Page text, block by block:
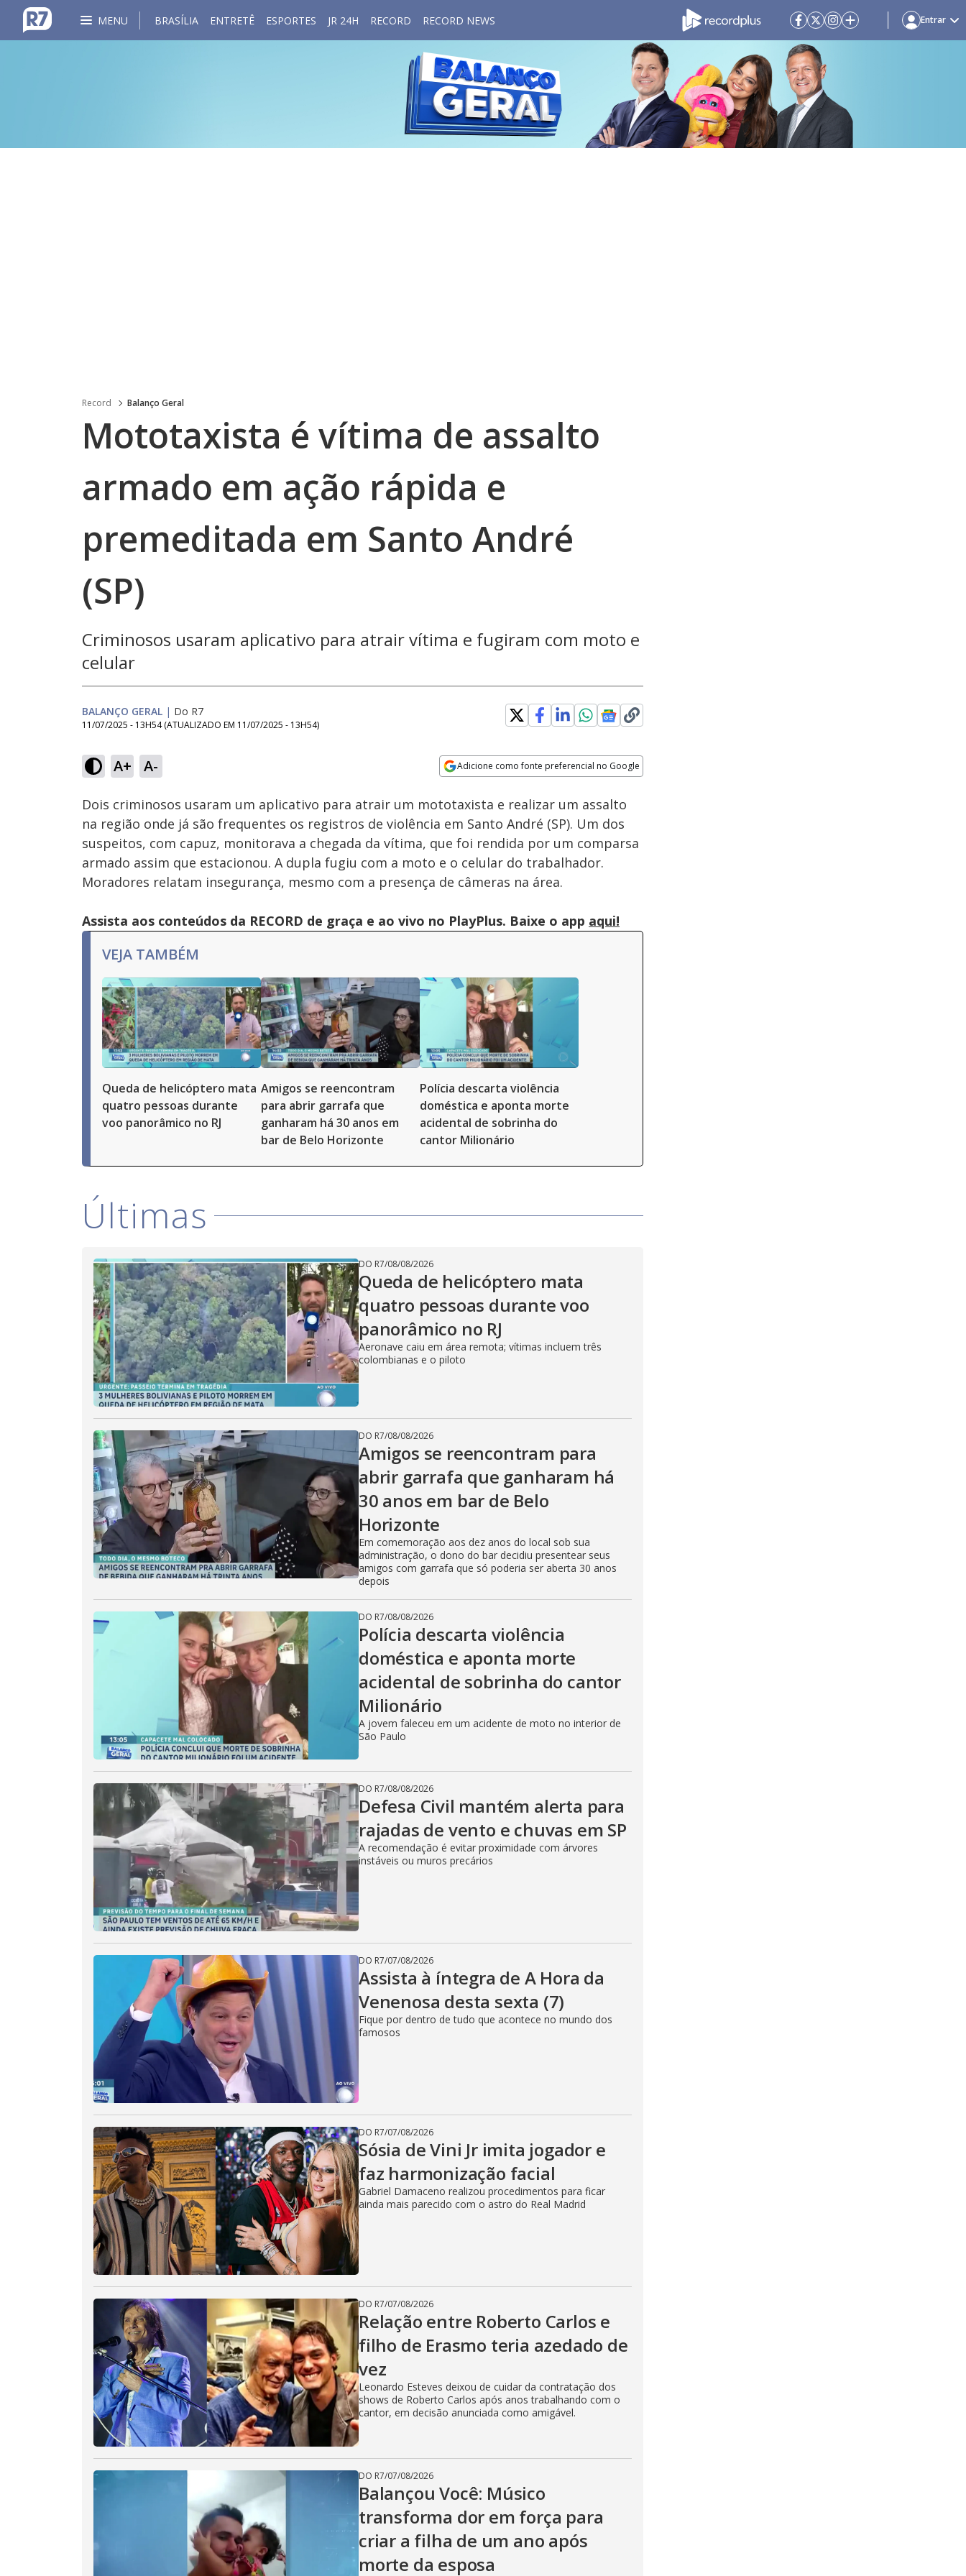
MENU BRASÍLIA ENTRETÊ ESPORTES JR 24H RECORD RECORD NEWS Entrar
Record Balanço Geral
Mototaxista é vítima de assalto
armado em ação rápida e
premeditada em Santo André
(SP)
Criminosos usaram aplicativo para atrair vítima e fugiram com moto e
celular
BALANÇO GERAL | Do R7
11/07/2025 - 13H54 (ATUALIZADO EM 11/07/2025 - 13H54)
A+ A- Adicione como fonte preferencial no Google
Ativar
Som
15.90%
Velocidade
Dois criminosos usaram um aplicativo para atrair um mototaxista e realizar um assalto
na região onde já são frequentes os registros de violência em Santo André (SP). Um dos
suspeitos, com capuz, monitorava a chegada da vítima, que foi rendida por um comparsa
armado assim que estacionou. A dupla fugiu com a moto e o celular do trabalhador.
Moradores relatam insegurança, mesmo com a presença de câmeras na área.
Assista aos conteúdos da RECORD de graça e ao vivo no PlayPlus. Baixe o app aqui!
VEJA TAMBÉM
Queda de helicóptero mata
quatro pessoas durante
voo panorâmico no RJ
Amigos se reencontram
para abrir garrafa que
ganharam há 30 anos em
bar de Belo Horizonte
Polícia descarta violência
doméstica e aponta morte
acidental de sobrinha do
cantor Milionário
Últimas
DO R7/08/08/2026
Queda de helicóptero mata
quatro pessoas durante voo
panorâmico no RJ
Aeronave caiu em área remota; vítimas incluem três
colombianas e o piloto
DO R7/08/08/2026
Amigos se reencontram para
abrir garrafa que ganharam há
30 anos em bar de Belo
Horizonte
Em comemoração aos dez anos do local sob sua
administração, o dono do bar decidiu presentear seus
amigos com garrafa que só poderia ser aberta 30 anos
depois
DO R7/08/08/2026
Polícia descarta violência
doméstica e aponta morte
acidental de sobrinha do cantor
Milionário
A jovem faleceu em um acidente de moto no interior de
São Paulo
DO R7/08/08/2026
Defesa Civil mantém alerta para
rajadas de vento e chuvas em SP
A recomendação é evitar proximidade com árvores
instáveis ou muros precários
DO R7/07/08/2026
Assista à íntegra de A Hora da
Venenosa desta sexta (7)
Fique por dentro de tudo que acontece no mundo dos
famosos
DO R7/07/08/2026
Sósia de Vini Jr imita jogador e
faz harmonização facial
Gabriel Damaceno realizou procedimentos para ficar
ainda mais parecido com o astro do Real Madrid
DO R7/07/08/2026
Relação entre Roberto Carlos e
filho de Erasmo teria azedado de
vez
Leonardo Esteves deixou de cuidar da contratação dos
shows de Roberto Carlos após anos trabalhando com o
cantor, em decisão anunciada como amigável.
DO R7/07/08/2026
Balançou Você: Músico
transforma dor em força para
criar a filha de um ano após
morte da esposa